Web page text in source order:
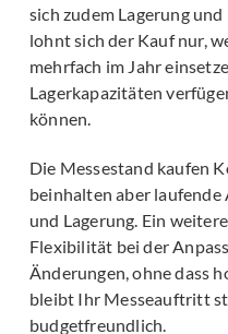
sich zudem Lagerung
lohnt sich der Kauf nur,
mehrfach im Jahr
Lagerkapazitäten
können.
Die Messestand kaufen
beinhalten aber
und Lagerung. Ein
Flexibilität bei der
Änderungen, ohne dass
bleibt Ihr Messeauftritt
budgetfreundlich.